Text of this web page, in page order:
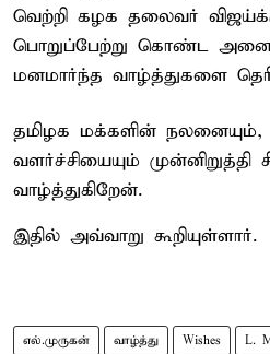
வெற்றி கழக தலைவர்
பொறுப்பேற்று கொண்ட
மனமார்ந்த வாழ்த்துகளை
தமிழக மக்களின் நலனையும்,
வளர்ச்சியையும் முன்னிறுத்தி
வாழ்த்துகிறேன்.
இதில் அவ்வாறு கூறியுள்ளார்.
எல்.முருகன் வாழ்த்து Wishes L.